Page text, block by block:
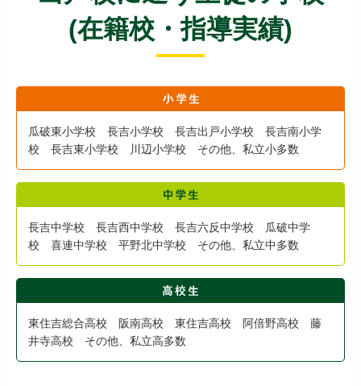
(在籍校・指導実績)
瓜破東小学校 長吉小学校 長吉出戸小学校 長吉南小学
校 長吉東小学校 川辺小学校 その他、私立小多数
長吉中学校 長吉西中学校 長吉六反中学校 瓜破中学
校 喜連中学校 平野北中学校 その他、私立中多数
東住吉総合高校 阪南高校 東住吉高校 阿倍野高校 藤
井寺高校 その他、私立高多数